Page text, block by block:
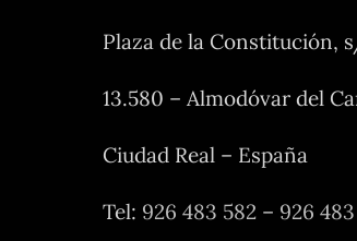
Plaza de la Constitución,
13.580 – Almodóvar del
Ciudad Real – España
Tel: 926 483 582 – 926